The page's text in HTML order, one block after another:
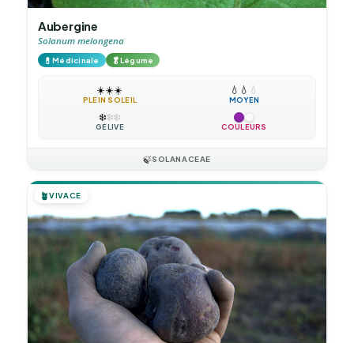
Aubergine
Solanum melongena
💊Médicinale 🥬Légume
☀️☀️☀️
PLEIN SOLEIL
💧 💧 💧
MOYEN
❄️❄️❄️
GÉLIVE COULEURS
🍃SOLANACEAE
🪴VIVACE